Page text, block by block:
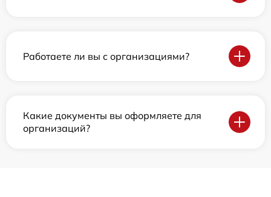
Работаете ли вы с организациями?
Какие документы вы оформляете для
организаций?